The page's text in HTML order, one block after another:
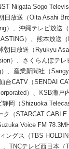
Niigata Sogo
日放送（Oita Asahi
）、沖縄テレビ放送
）、熊本放送
朝日放送（Ryukyu
）、さくらんぼテレ
、産業新聞社（
台CATV（SENDAI
）、KSB瀬戸
岡（Shizuoka
ク（STARCAT
Voice FM
ングス（TBS
、TNCテレビ西日本